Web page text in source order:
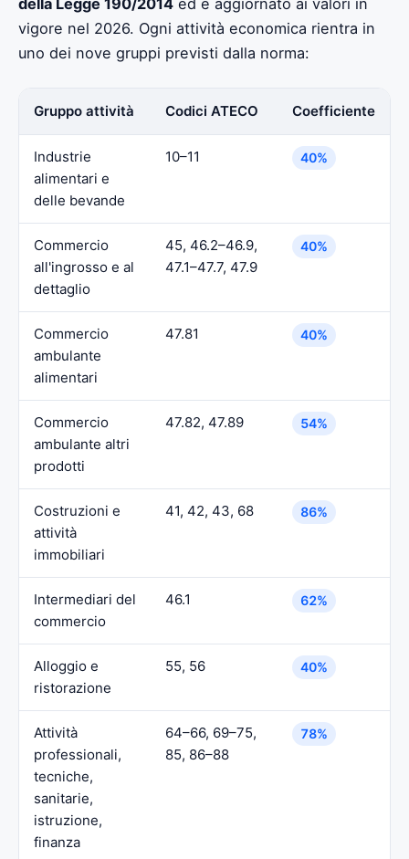
vigore nel 2026. Ogni attività economica rientra in
uno dei nove gruppi previsti dalla norma:
Gruppo attività Codici ATECO Coefficiente
Industrie
alimentari e
delle bevande
10–11 40%
Commercio
all'ingrosso e al
dettaglio
45, 46.2–46.9,
47.1–47.7, 47.9
40%
Commercio
ambulante
alimentari
47.81 40%
Commercio
ambulante altri
prodotti
47.82, 47.89 54%
Costruzioni e
attività
immobiliari
41, 42, 43, 68 86%
Intermediari del
commercio
46.1 62%
Alloggio e
ristorazione
55, 56 40%
Attività
professionali,
tecniche,
sanitarie,
istruzione,
finanza
64–66, 69–75,
85, 86–88
78%